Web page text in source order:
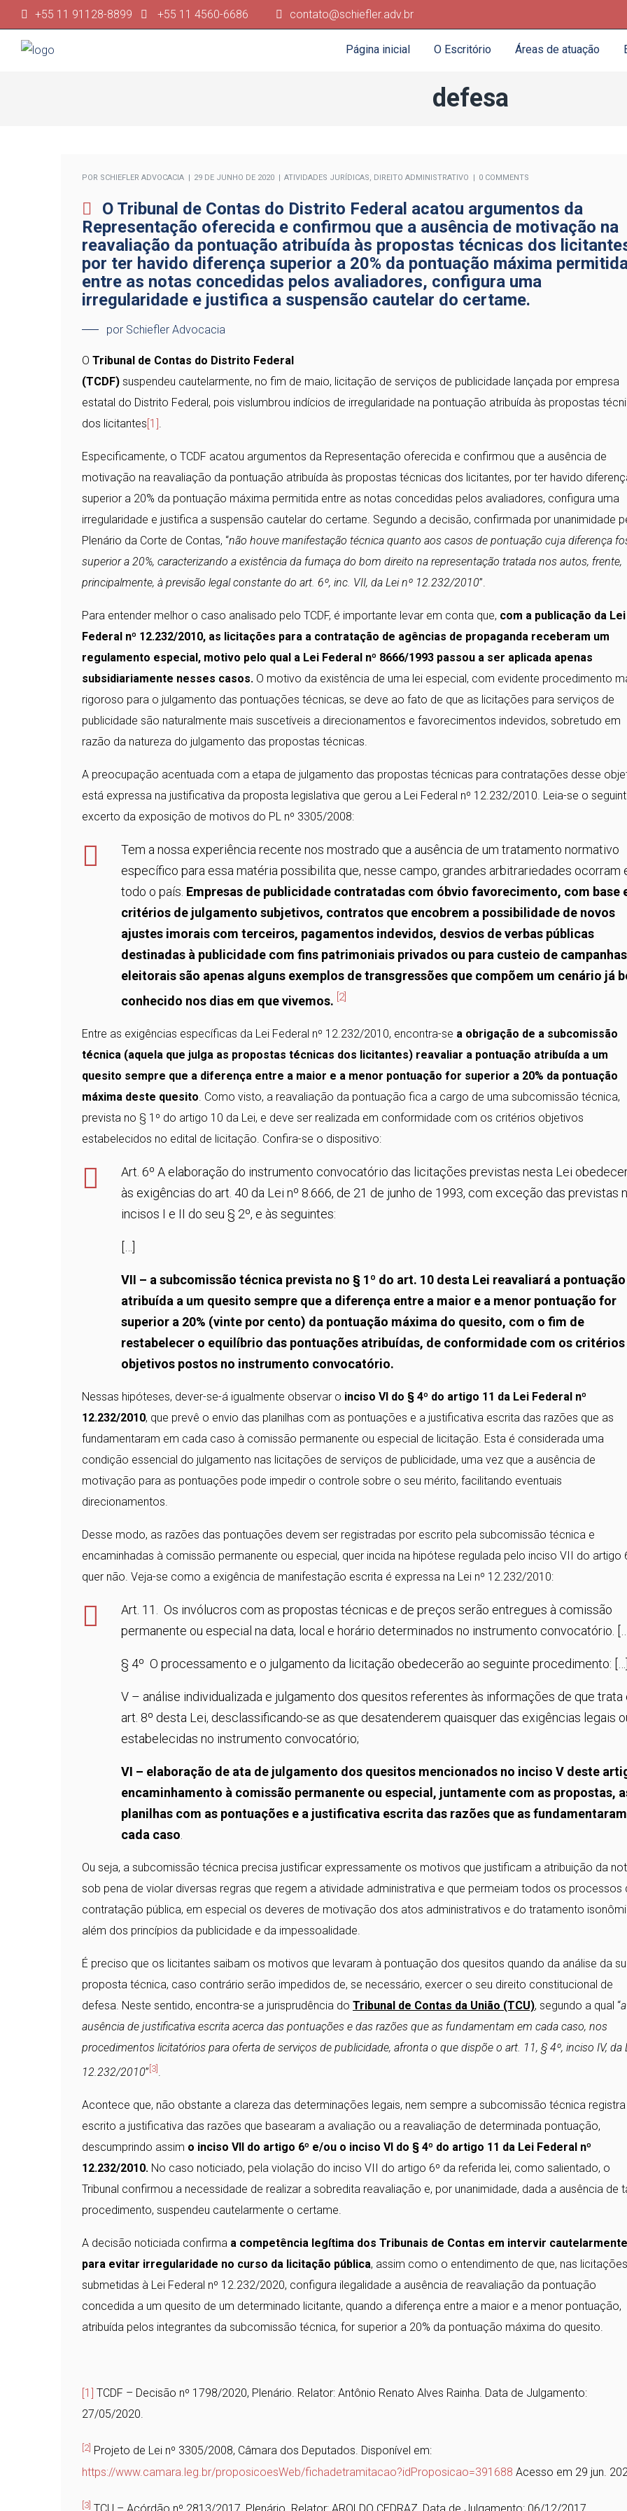
+55 11 91128-8899 +55 11 4560-6686 contato@schiefler.adv.br
Página inicial O Escritório Áreas de atuação
defesa
POR SCHIEFLER ADVOCACIA 29 DE JUNHO DE 2020 ATIVIDADES JURÍDICAS, DIREITO ADMINISTRATIVO 0 COMMENTS
O Tribunal de Contas do Distrito Federal acatou argumentos da
Representação oferecida e confirmou que a ausência de motivação na
reavaliação da pontuação atribuída às propostas técnicas dos
por ter havido diferença superior a 20% da pontuação máxima
entre as notas concedidas pelos avaliadores, configura uma
irregularidade e justifica a suspensão cautelar do certame.
por Schiefler Advocacia
O Tribunal de Contas do Distrito Federal
(TCDF) suspendeu cautelarmente, no fim de maio, licitação de serviços de publicidade lançada por empresa
estatal do Distrito Federal, pois vislumbrou indícios de irregularidade na pontuação atribuída às propostas
dos licitantes[1].
Especificamente, o TCDF acatou argumentos da Representação oferecida e confirmou que a ausência de
motivação na reavaliação da pontuação atribuída às propostas técnicas dos licitantes, por ter havido
superior a 20% da pontuação máxima permitida entre as notas concedidas pelos avaliadores, configura uma
irregularidade e justifica a suspensão cautelar do certame. Segundo a decisão, confirmada por unanimidade
Plenário da Corte de Contas, “não houve manifestação técnica quanto aos casos de pontuação cuja diferença
superior a 20%, caracterizando a existência da fumaça do bom direito na representação tratada nos autos, frente,
principalmente, à previsão legal constante do art. 6º, inc. VII, da Lei nº 12.232/2010”.
Para entender melhor o caso analisado pelo TCDF, é importante levar em conta que, com a publicação da Lei
Federal nº 12.232/2010, as licitações para a contratação de agências de propaganda receberam um
regulamento especial, motivo pelo qual a Lei Federal nº 8666/1993 passou a ser aplicada apenas
subsidiariamente nesses casos. O motivo da existência de uma lei especial, com evidente procedimento
rigoroso para o julgamento das pontuações técnicas, se deve ao fato de que as licitações para serviços de
publicidade são naturalmente mais suscetíveis a direcionamentos e favorecimentos indevidos, sobretudo em
razão da natureza do julgamento das propostas técnicas.
A preocupação acentuada com a etapa de julgamento das propostas técnicas para contratações desse
está expressa na justificativa da proposta legislativa que gerou a Lei Federal nº 12.232/2010. Leia-se o
excerto da exposição de motivos do PL nº 3305/2008:
Tem a nossa experiência recente nos mostrado que a ausência de um tratamento normativo
específico para essa matéria possibilita que, nesse campo, grandes arbitrariedades ocorram
todo o país. Empresas de publicidade contratadas com óbvio favorecimento, com base
critérios de julgamento subjetivos, contratos que encobrem a possibilidade de novos
ajustes imorais com terceiros, pagamentos indevidos, desvios de verbas públicas
destinadas à publicidade com fins patrimoniais privados ou para custeio de campanhas
eleitorais são apenas alguns exemplos de transgressões que compõem um cenário já
conhecido nos dias em que vivemos. [2]
Entre as exigências específicas da Lei Federal nº 12.232/2010, encontra-se a obrigação de a subcomissão
técnica (aquela que julga as propostas técnicas dos licitantes) reavaliar a pontuação atribuída a um
quesito sempre que a diferença entre a maior e a menor pontuação for superior a 20% da pontuação
máxima deste quesito. Como visto, a reavaliação da pontuação fica a cargo de uma subcomissão técnica,
prevista no § 1º do artigo 10 da Lei, e deve ser realizada em conformidade com os critérios objetivos
estabelecidos no edital de licitação. Confira-se o dispositivo:
Art. 6º A elaboração do instrumento convocatório das licitações previstas nesta Lei
às exigências do art. 40 da Lei nº 8.666, de 21 de junho de 1993, com exceção das previstas
incisos I e II do seu § 2º, e às seguintes:
VII – a subcomissão técnica prevista no § 1º do art. 10 desta Lei reavaliará a pontuação
atribuída a um quesito sempre que a diferença entre a maior e a menor pontuação for
superior a 20% (vinte por cento) da pontuação máxima do quesito, com o fim de
restabelecer o equilíbrio das pontuações atribuídas, de conformidade com os critérios
objetivos postos no instrumento convocatório.
Nessas hipóteses, dever-se-á igualmente observar o inciso VI do § 4º do artigo 11 da Lei Federal nº
12.232/2010, que prevê o envio das planilhas com as pontuações e a justificativa escrita das razões que as
fundamentaram em cada caso à comissão permanente ou especial de licitação. Esta é considerada uma
condição essencial do julgamento nas licitações de serviços de publicidade, uma vez que a ausência de
motivação para as pontuações pode impedir o controle sobre o seu mérito, facilitando eventuais
direcionamentos.
Desse modo, as razões das pontuações devem ser registradas por escrito pela subcomissão técnica e
encaminhadas à comissão permanente ou especial, quer incida na hipótese regulada pelo inciso VII do artigo
quer não. Veja-se como a exigência de manifestação escrita é expressa na Lei nº 12.232/2010:
Art. 11. Os invólucros com as propostas técnicas e de preços serão entregues à comissão
permanente ou especial na data, local e horário determinados no instrumento convocatório.
§ 4º O processamento e o julgamento da licitação obedecerão ao seguinte procedimento:
V – análise individualizada e julgamento dos quesitos referentes às informações de que trata
art. 8º desta Lei, desclassificando-se as que desatenderem quaisquer das exigências legais
estabelecidas no instrumento convocatório;
VI – elaboração de ata de julgamento dos quesitos mencionados no inciso V deste
encaminhamento à comissão permanente ou especial, juntamente com as propostas,
planilhas com as pontuações e a justificativa escrita das razões que as
cada caso
Ou seja, a subcomissão técnica precisa justificar expressamente os motivos que justificam a atribuição da
sob pena de violar diversas regras que regem a atividade administrativa e que permeiam todos os processos
contratação pública, em especial os deveres de motivação dos atos administrativos e do tratamento
além dos princípios da publicidade e da impessoalidade.
É preciso que os licitantes saibam os motivos que levaram à pontuação dos quesitos quando da análise da
proposta técnica, caso contrário serão impedidos de, se necessário, exercer o seu direito constitucional de
defesa. Neste sentido, encontra-se a jurisprudência do Tribunal de Contas da União (TCU), segundo a qual “a
ausência de justificativa escrita acerca das pontuações e das razões que as fundamentam em cada caso, nos
procedimentos licitatórios para oferta de serviços de publicidade, afronta o que dispõe o art. 11, § 4º, inciso IV, da
12.232/2010” [3] .
Acontece que, não obstante a clareza das determinações legais, nem sempre a subcomissão técnica
escrito a justificativa das razões que basearam a avaliação ou a reavaliação de determinada pontuação,
descumprindo assim o inciso VII do artigo 6º e/ou o inciso VI do § 4º do artigo 11 da Lei Federal nº
12.232/2010. No caso noticiado, pela violação do inciso VII do artigo 6º da referida lei, como salientado, o
Tribunal confirmou a necessidade de realizar a sobredita reavaliação e, por unanimidade, dada a ausência de
procedimento, suspendeu cautelarmente o certame.
A decisão noticiada confirma a competência legítima dos Tribunais de Contas em intervir cautelarmente
para evitar irregularidade no curso da licitação pública, assim como o entendimento de que, nas licitações
submetidas à Lei Federal nº 12.232/2020, configura ilegalidade a ausência de reavaliação da pontuação
concedida a um quesito de um determinado licitante, quando a diferença entre a maior e a menor pontuação,
atribuída pelos integrantes da subcomissão técnica, for superior a 20% da pontuação máxima do quesito.
[1]
TCDF – Decisão nº 1798/2020, Plenário. Relator: Antônio Renato Alves Rainha. Data de Julgamento:
27/05/2020.
[2] Projeto de Lei nº 3305/2008, Câmara dos Deputados. Disponível em:
https://www.camara.leg.br/proposicoesWeb/fichadetramitacao?idProposicao=391688 Acesso em 29 jun.
[3]